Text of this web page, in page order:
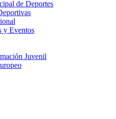
de Deportes
y Eventos
Juvenil